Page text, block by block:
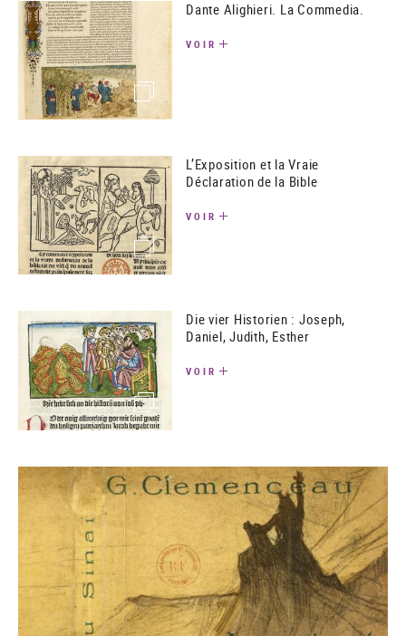
(image)
Dante Alighieri. La Commedia.
VOIR
(image)
L’Exposition et la Vraie
Déclaration de la Bible
VOIR
(image)
Die vier Historien : Joseph,
Daniel, Judith, Esther
VOIR